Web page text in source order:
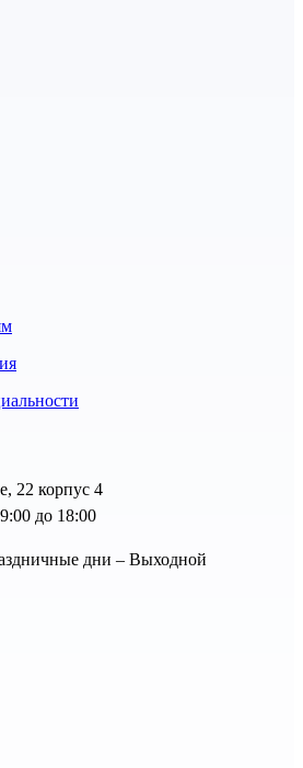
22 корпус 4
до 18:00
дни – Выходной